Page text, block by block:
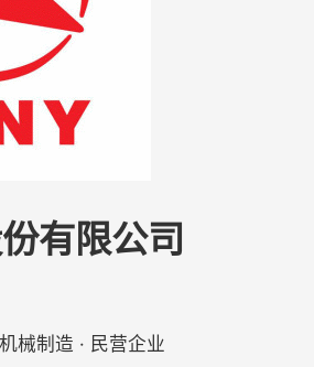
有限公司
械制造 · 民营企业